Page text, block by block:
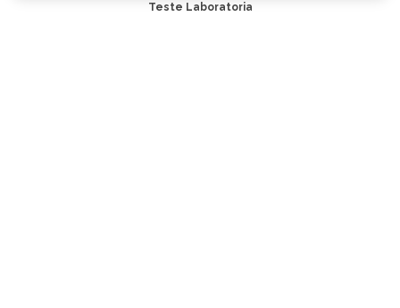
Teste Laboratoria